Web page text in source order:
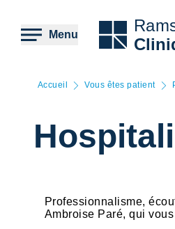
contenu
principal
Menu
Accueil Vous êtes patient
Professionnalisme,
Ambroise Paré, qui